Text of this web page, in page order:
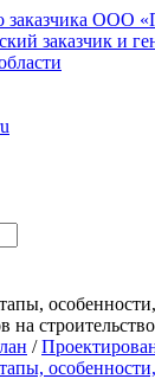
ООО
заказчик и
на строительство
/